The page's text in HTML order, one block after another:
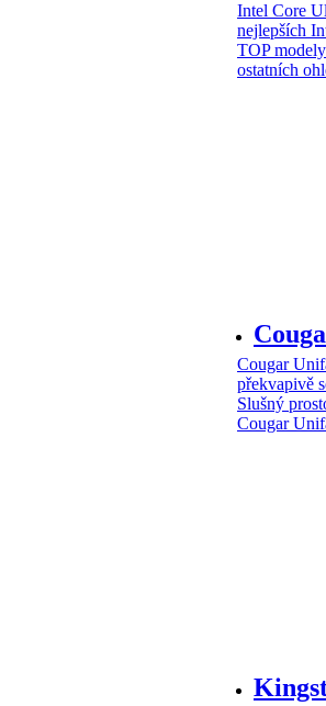
Intel Core
nejlepších
TOP
ostatních
Cougar
překvapivě
Slušný
Cougar